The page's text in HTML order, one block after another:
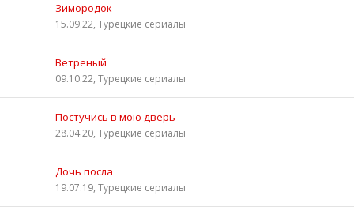
Зимородок
15.09.22, Турецкие сериалы
Ветреный
09.10.22, Турецкие сериалы
Постучись в мою дверь
28.04.20, Турецкие сериалы
Дочь посла
19.07.19, Турецкие сериалы